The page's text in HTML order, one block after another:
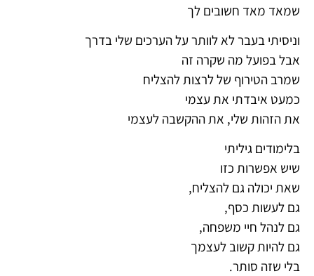
שמאד מאד חשובים לך
וניסיתי בעבר לא לוותר על הערכים שלי בדרך
אבל בפועל מה שקרה זה
שמרב הטירוף של לרצות להצליח
כמעט איבדתי את עצמי
את הזהות שלי, את ההקשבה לעצמי
בלימודים גיליתי
שיש אפשרות כזו
שאת יכולה גם להצליח,
גם לעשות כסף,
גם לנהל חיי משפחה,
גם להיות קשוב לעצמך
בלי שזה סותר.